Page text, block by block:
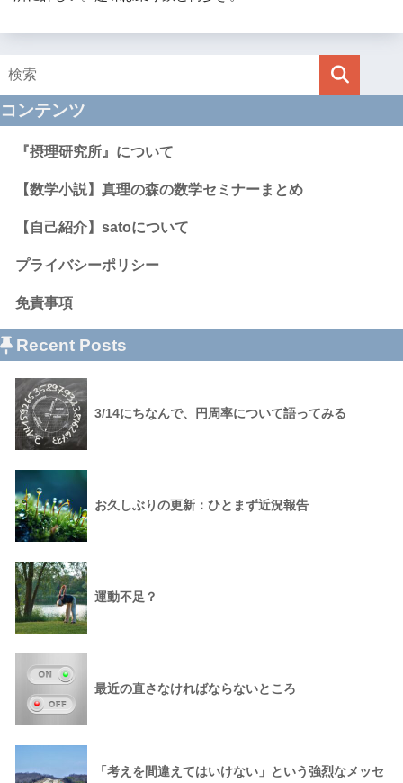
コンテンツ
『摂理研究所』について
【数学小説】真理の森の数学セミナーまとめ
【自己紹介】satoについて
プライバシーポリシー
免責事項
Recent Posts
3/14にちなんで、円周率について語ってみる
お久しぶりの更新：ひとまず近況報告
運動不足？
最近の直さなければならないところ
「考えを間違えてはいけない」という強烈なメッセ